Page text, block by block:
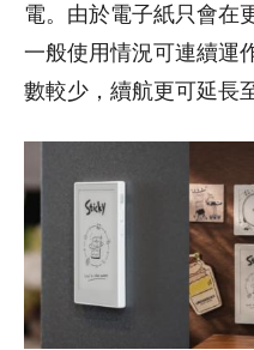
電。由於電子紙只會在
一般使用情況可連續運
數較少，續航更可延長